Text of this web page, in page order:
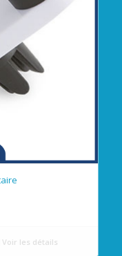
Voir les détails